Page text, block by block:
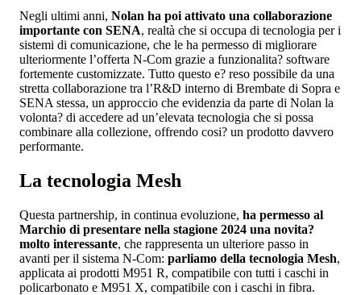
Negli ultimi anni, Nolan ha poi attivato una collaborazione
importante con SENA, realtà che si occupa di tecnologia per i
sistemi di comunicazione, che le ha permesso di migliorare
ulteriormente l’offerta N-Com grazie a funzionalita? software
fortemente customizzate. Tutto questo e? reso possibile da una
stretta collaborazione tra l’R&D interno di Brembate di Sopra e
SENA stessa, un approccio che evidenzia da parte di Nolan la
volonta? di accedere ad un’elevata tecnologia che si possa
combinare alla collezione, offrendo cosi? un prodotto davvero
performante.
La tecnologia Mesh
Questa partnership, in continua evoluzione, ha permesso al
Marchio di presentare nella stagione 2024 una novita?
molto interessante, che rappresenta un ulteriore passo in
avanti per il sistema N-Com: parliamo della tecnologia Mesh,
applicata ai prodotti M951 R, compatibile con tutti i caschi in
policarbonato e M951 X, compatibile con i caschi in fibra.